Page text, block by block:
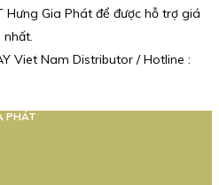
Hưng Gia Phát để được hỗ trợ giá
Viet Nam Distributor / Hotline :
PHÁT